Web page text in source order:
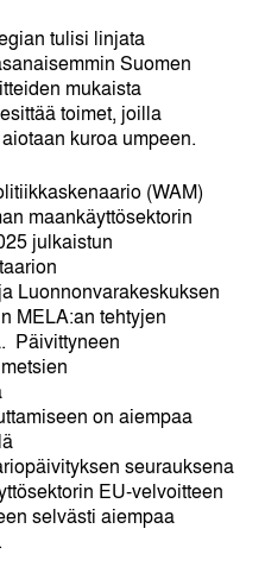
tulisi linjata
Suomen
mukaista
toimet, joilla
kuroa umpeen.
(WAM)
maankäyttösektorin
julkaistun
Luonnonvarakeskuksen
MELA:an tehtyjen
Päivittyneen
on aiempaa
seurauksena
EU-velvoitteen
selvästi aiempaa